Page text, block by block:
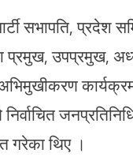
सभापति, प्रदेश
प्रमुख, उपप्रमुख,
गरेका थिए ।